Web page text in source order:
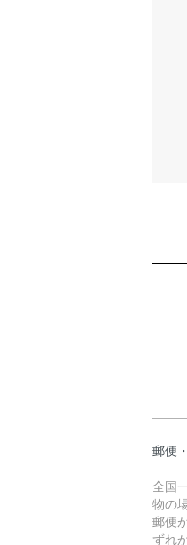
郵便
全国
物の
郵便
ずれ